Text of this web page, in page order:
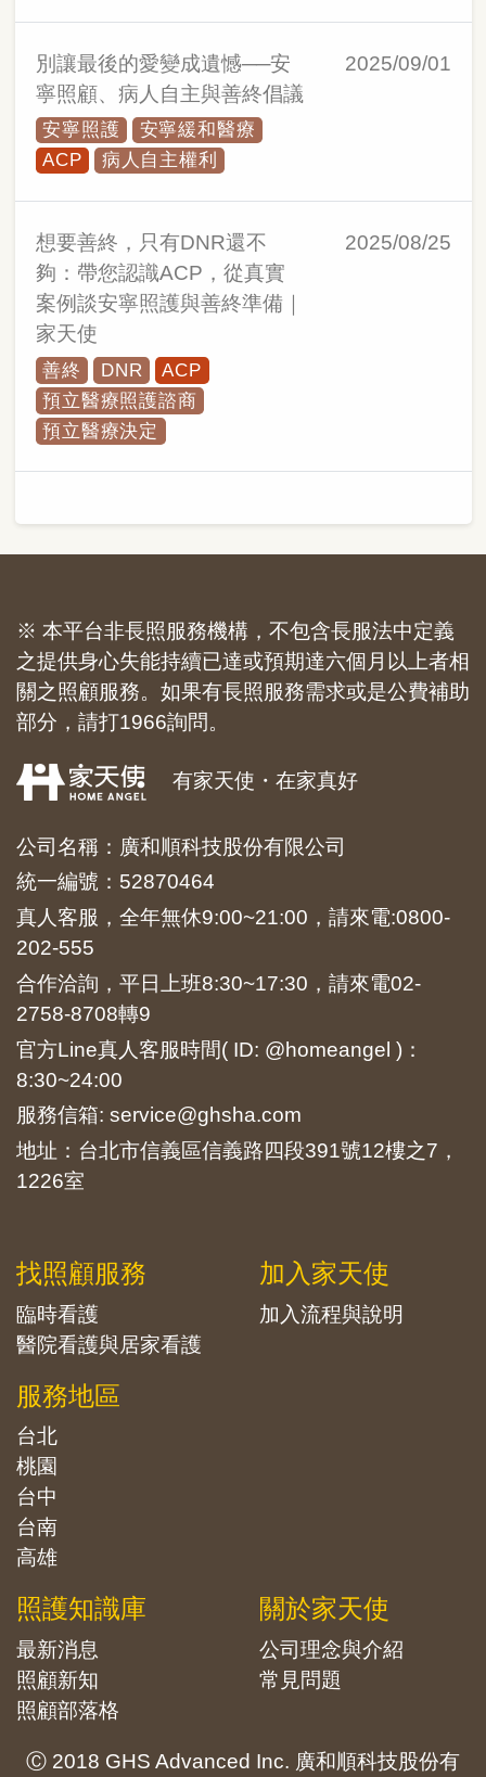
別讓最後的愛變成遺憾──安
寧照顧、病人自主與善終倡議
安寧照護
安寧緩和醫療
ACP
病人自主權利
2025/09/01
想要善終，只有DNR還不
夠：帶您認識ACP，從真實
案例談安寧照護與善終準備｜
家天使
善終 DNR
ACP
預立醫療照護諮商
預立醫療決定
2025/08/25
※ 本平台非長照服務機構，不包含長服法中定義
之提供身心失能持續已達或預期達六個月以上者相
關之照顧服務。如果有長照服務需求或是公費補助
部分，請打1966詢問。
有家天使・在家真好
公司名稱：廣和順科技股份有限公司
統一編號：52870464
真人客服，全年無休9:00~21:00，請來電:0800-
202-555
合作洽詢，平日上班8:30~17:30，請來電02-
2758-8708轉9
官方Line真人客服時間( ID: @homeangel )：
8:30~24:00
服務信箱: service@ghsha.com
地址：台北市信義區信義路四段391號12樓之7，
1226室
找照顧服務
臨時看護
醫院看護與居家看護
服務地區
台北
桃園
台中
台南
高雄
加入家天使
加入流程與說明
照護知識庫
最新消息
照顧新知
照顧部落格
關於家天使
公司理念與介紹
常見問題
Ⓒ 2018 GHS Advanced Inc. 廣和順科技股份有